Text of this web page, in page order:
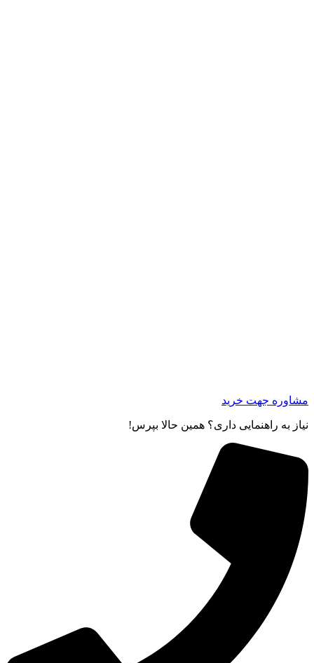
مشاوره جهت خرید
نیاز به راهنمایی داری؟ همین حالا بپرس!